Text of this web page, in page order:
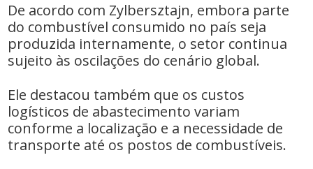
De acordo com Zylbersztajn, embora parte
do combustível consumido no país seja
produzida internamente, o setor continua
sujeito às oscilações do cenário global.
Ele destacou também que os custos
logísticos de abastecimento variam
conforme a localização e a necessidade de
transporte até os postos de combustíveis.